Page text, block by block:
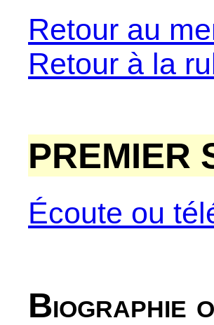
Retour au
Retour à la
PREMIER
Écoute ou
Biographie